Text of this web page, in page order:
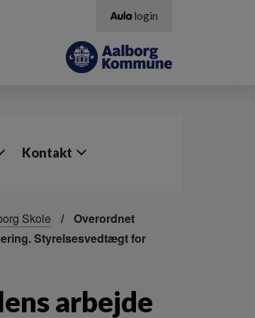
login
Kontakt
Skole
Overordnet
Styrelsesvedtægt for
arbejde